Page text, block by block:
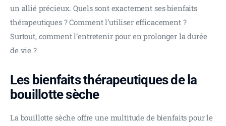
un allié précieux. Quels sont exactement ses bienfaits
thérapeutiques ? Comment l’utiliser efficacement ?
Surtout, comment l’entretenir pour en prolonger la durée
de vie ?
Les bienfaits thérapeutiques de la
bouillotte sèche
La bouillotte sèche offre une multitude de bienfaits pour le